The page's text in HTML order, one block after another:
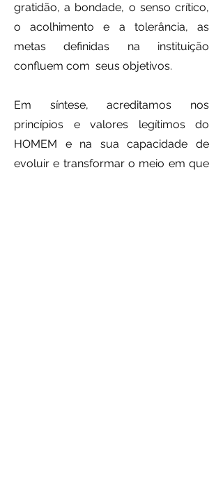
gratidão, a bondade, o senso crítico,
o acolhimento e a tolerância, as
metas definidas na instituição
confluem com seus objetivos.
Em síntese, acreditamos nos
princípios e valores legítimos do
HOMEM e na sua capacidade de
evoluir e transformar o meio em que